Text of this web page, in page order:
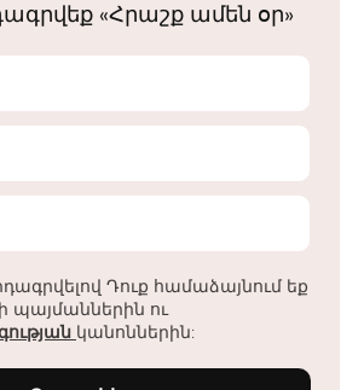
«Հրաշք ամեն օր»
Դուք համաձայնում եք
ի պայմաններին ու
կանոններին: